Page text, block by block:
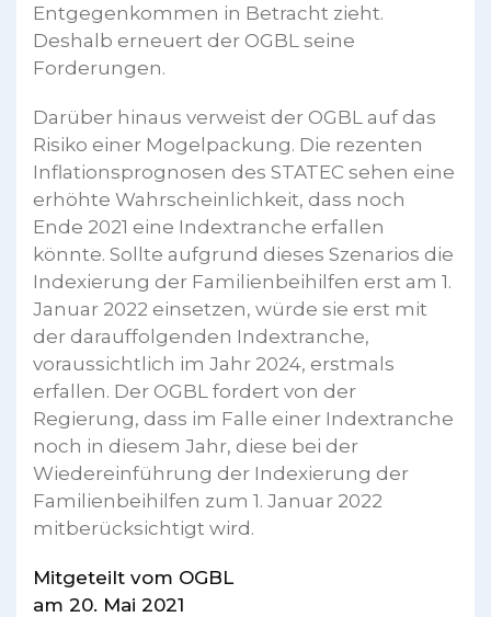
Entgegenkommen in Betracht zieht.
Deshalb erneuert der OGBL seine
Forderungen.
Darüber hinaus verweist der OGBL auf das
Risiko einer Mogelpackung. Die rezenten
Inflationsprognosen des STATEC sehen eine
erhöhte Wahrscheinlichkeit, dass noch
Ende 2021 eine Indextranche erfallen
könnte. Sollte aufgrund dieses Szenarios die
Indexierung der Familienbeihilfen erst am 1.
Januar 2022 einsetzen, würde sie erst mit
der darauffolgenden Indextranche,
voraussichtlich im Jahr 2024, erstmals
erfallen. Der OGBL fordert von der
Regierung, dass im Falle einer Indextranche
noch in diesem Jahr, diese bei der
Wiedereinführung der Indexierung der
Familienbeihilfen zum 1. Januar 2022
mitberücksichtigt wird.
Mitgeteilt vom OGBL
am 20. Mai 2021